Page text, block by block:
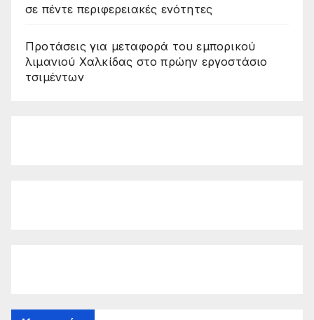
σε πέντε περιφερειακές ενότητες
Προτάσεις για μεταφορά του εμπορικού
λιμανιού Χαλκίδας στο πρώην εργοστάσιο
τσιμέντων